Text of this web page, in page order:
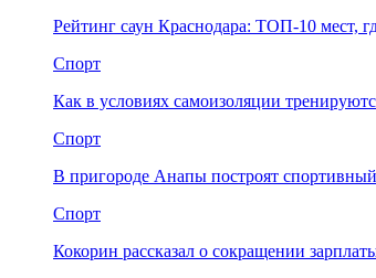
Рейтинг саун Краснодара: ТОП-10 мест,
Спорт
Как в условиях самоизоляции
Спорт
В пригороде Анапы построят
Спорт
Кокорин рассказал о сокращении